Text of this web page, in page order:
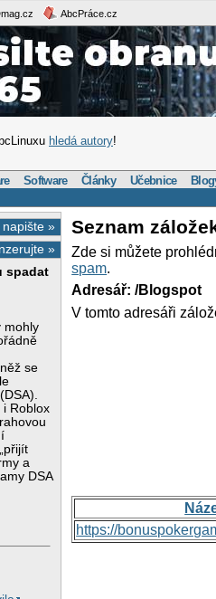
AbcPráce.cz
hledá autory!
Software Články Učebnice
napište »
»
spadat
mohly
se
i Roblox
a
DSA
Seznam
Zde si můžete
spam.
Adresář: /Blogspot
V tomto adresáři
https://